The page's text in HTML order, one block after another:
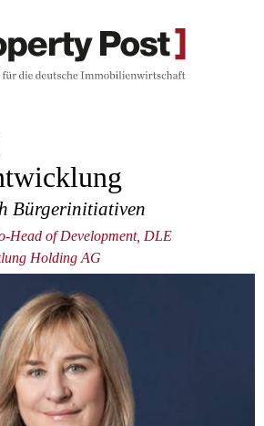
Bürgerinitiativen
Head of Development, DLE
Holding AG